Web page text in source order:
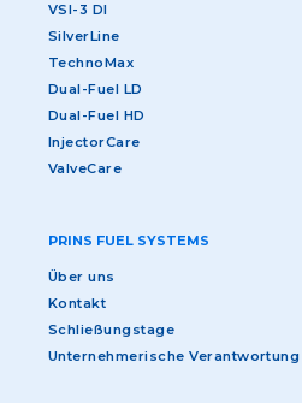
VSI-3 DI
SilverLine
TechnoMax
Dual-Fuel LD
Dual-Fuel HD
InjectorCare
ValveCare
PRINS FUEL SYSTEMS
Über uns
Kontakt
Schließungstage
Unternehmerische Verantwortung